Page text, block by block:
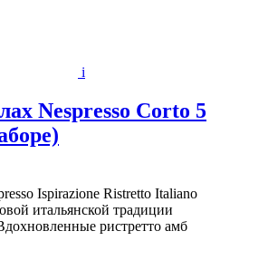
i
Nespresso Corto 5
Ispirazione Ristretto Italiano
итальянской традиции
ристретто амб